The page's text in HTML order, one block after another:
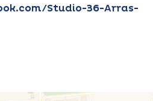
Studio-36-Arras-